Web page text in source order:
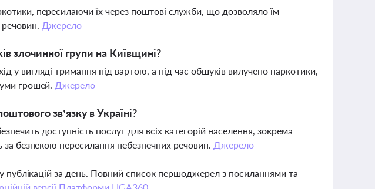
пересилаючи їх через поштові служби, що дозволяло їм
Джерело
злочинної групи на Київщині?
у вигляді тримання під вартою, а під час обшуків вилучено наркотики,
грошей. Джерело
зв’язку в Україні?
доступність послуг для всіх категорій населення, зокрема
безпекою пересилання небезпечних речовин. Джерело
за день. Повний список першоджерел з посиланнями та